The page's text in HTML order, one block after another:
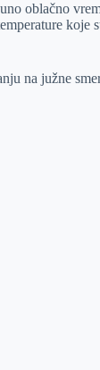
oblačno
koje
na južne